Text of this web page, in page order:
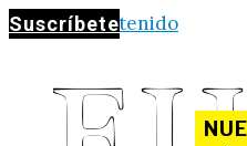
Suscríbete
Saltar al contenido